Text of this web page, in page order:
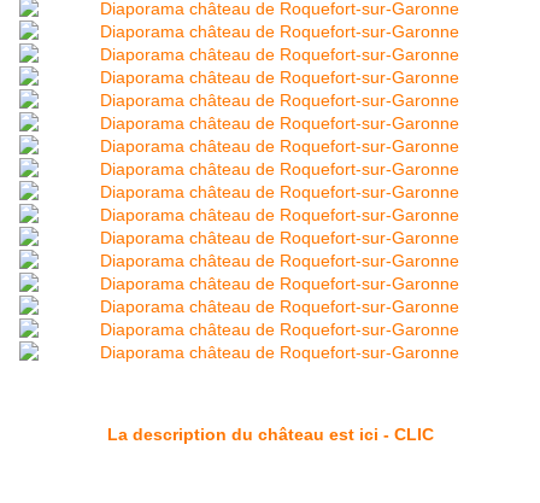
La description du château est ici - CLIC